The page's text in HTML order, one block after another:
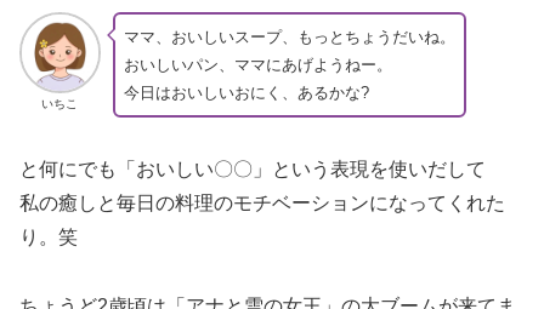
いちこ
ママ、おいしいスープ、もっとちょうだいね。
おいしいパン、ママにあげようねー。
今日はおいしいおにく、あるかな?
と何にでも「おいしい〇〇」という表現を使いだして
私の癒しと毎日の料理のモチベーションになってくれた
り。笑